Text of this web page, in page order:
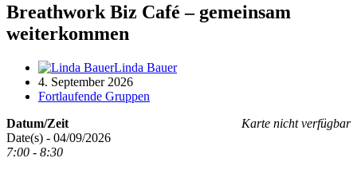
Breathwork Biz Café – gemeinsam
weiterkommen
Linda Bauer
4. September 2026
Fortlaufende Gruppen
Karte nicht verfügbar
Datum/Zeit
Date(s) - 04/09/2026
7:00 - 8:30